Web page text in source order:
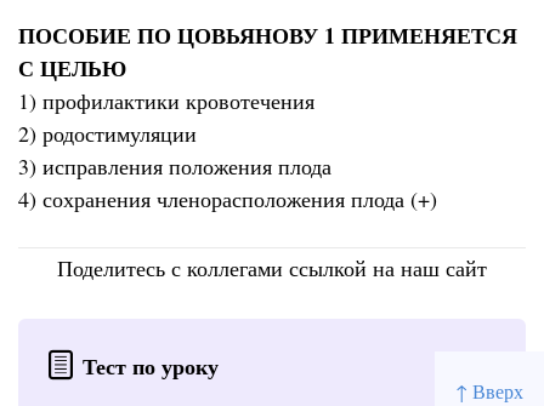
↑ Вверх
ПОСОБИЕ ПО ЦОВЬЯНОВУ 1 ПРИМЕНЯЕТСЯ
С ЦЕЛЬЮ
1) профилактики кровотечения
2) родостимуляции
3) исправления положения плода
4) сохранения членорасположения плода (+)
Поделитесь с коллегами ссылкой на наш сайт
Тест по уроку